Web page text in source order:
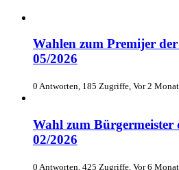
Wahlen zum Premijer
05/2026
0 Antworten, 185 Zugriffe, Vor 2
Wahl zum Bürgermeister
02/2026
0 Antworten, 425 Zugriffe, Vor 6